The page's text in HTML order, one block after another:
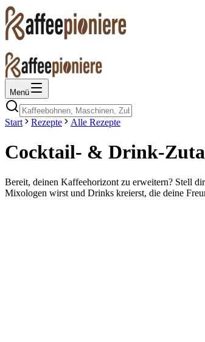
Menü
Start Rezepte Alle Rezepte
Cocktail- & Drink-
Bereit, deinen Kaffeehorizont zu erweitern? Stell
Mixologen wirst und Drinks kreierst, die deine